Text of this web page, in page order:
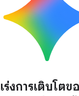
เร่งการเติบโต